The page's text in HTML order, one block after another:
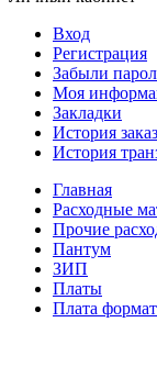
Вход
Регистрация
Забыли
Моя
Закладки
История
История
Главная
Расходные
Прочие
Пантум
ЗИП
Платы
Плата